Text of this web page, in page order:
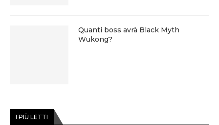
Quanti boss avrà Black Myth
Wukong?
I PIÙ LETTI